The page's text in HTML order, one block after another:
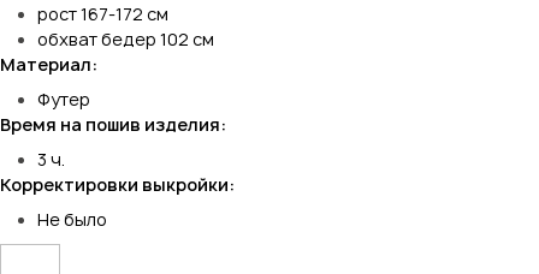
рост 167-172 см
обхват бедер 102 см
Материал:
Футер
Время на пошив изделия:
3 ч.
Корректировки выкройки:
Не было